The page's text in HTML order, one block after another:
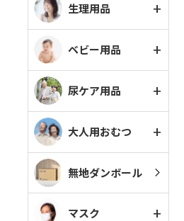
生理用品
ベビー用品
尿ケア用品
大人用おむつ
無地ダンボール
マスク